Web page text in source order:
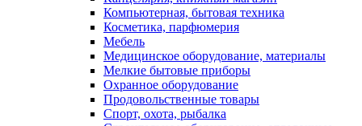
Компьютерная, бытовая техника
Косметика, парфюмерия
Мебель
Медицинское оборудование, материалы
Мелкие бытовые приборы
Охранное оборудование
Продовольственные товары
Спорт, охота, рыбалка